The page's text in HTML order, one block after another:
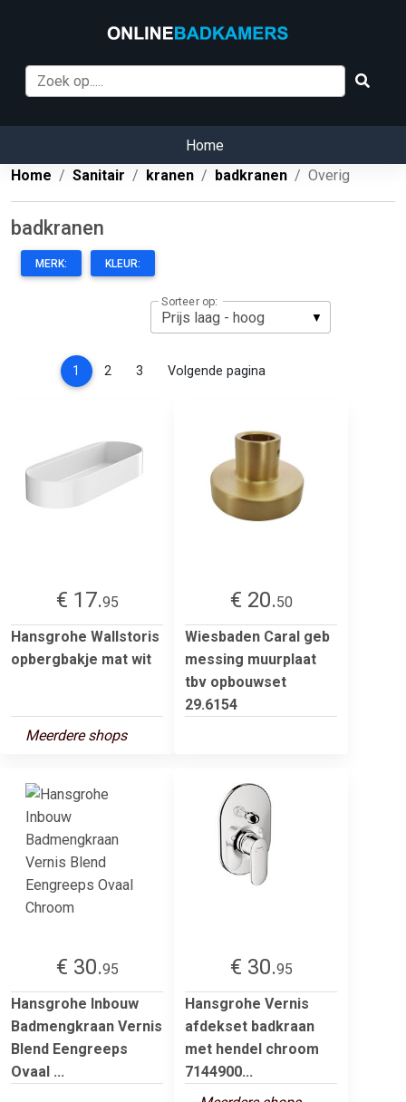
Home
Home
Sanitair kranen badkranen Overig
badkranen
MERK: KLEUR:
Sorteer op:
1 (current)
2 3 Volgende pagina
€ 17.95
Hansgrohe Wallstoris
opbergbakje mat wit
Meerdere shops
€ 20.50
Wiesbaden Caral geb
messing muurplaat
tbv opbouwset
29.6154
€ 30.95
Hansgrohe Inbouw
Badmengkraan Vernis
Blend Eengreeps
Ovaal ...
€ 30.95
Hansgrohe Vernis
afdekset badkraan
met hendel chroom
7144900...